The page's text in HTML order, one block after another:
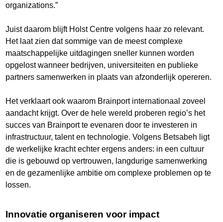
organizations.”
Juist daarom blijft Holst Centre volgens haar zo relevant.
Het laat zien dat sommige van de meest complexe
maatschappelijke uitdagingen sneller kunnen worden
opgelost wanneer bedrijven, universiteiten en publieke
partners samenwerken in plaats van afzonderlijk opereren.
Het verklaart ook waarom Brainport internationaal zoveel
aandacht krijgt. Over de hele wereld proberen regio’s het
succes van Brainport te evenaren door te investeren in
infrastructuur, talent en technologie. Volgens Betsabeh ligt
de werkelijke kracht echter ergens anders: in een cultuur
die is gebouwd op vertrouwen, langdurige samenwerking
en de gezamenlijke ambitie om complexe problemen op te
lossen.
Innovatie organiseren voor impact